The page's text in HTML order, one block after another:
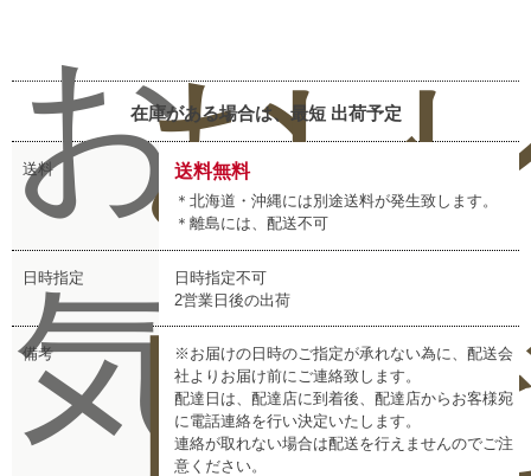
お
気
お
問
レ
ビ
在庫がある場合は、最短 出荷予定
送料 送料無料
＊北海道・沖縄には別途送料が発生致します。
＊離島には、配送不可
日時指定
日時指定不可
2営業日後の出荷
備考
※お届けの日時のご指定が承れない為に、配送会
社よりお届け前にご連絡致します。
配達日は、配達店に到着後、配達店からお客様宛
に電話連絡を行い決定いたします。
連絡が取れない場合は配送を行えませんのでご注
意ください。